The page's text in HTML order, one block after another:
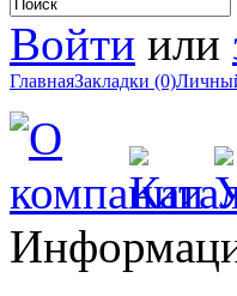
Войти или
ГлавнаяЗакладки (0)